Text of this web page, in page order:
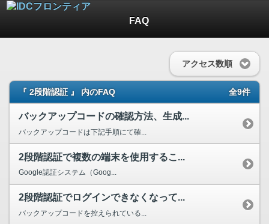
FAQ
アクセス数順
『 2段階認証 』 内のFAQ 全9件
バックアップコードの確認方法、生成...
バックアップコードは下記手順にて確...
2段階認証で複数の端末を使用するこ...
Google認証システム（Goog...
2段階認証でログインできなくなって...
バックアップコードを控えられている...